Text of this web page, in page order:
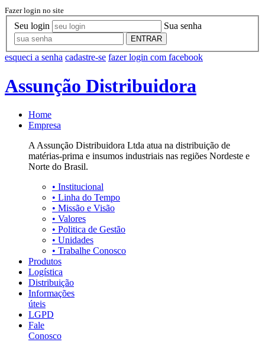
Fazer login no site
Seu login Sua senha
ENTRAR
esqueci a senha cadastre-se fazer login com facebook
Assunção Distribuidora
Home
Empresa
A Assunção Distribuidora Ltda atua na distribuição de
matérias-prima e insumos industriais nas regiões Nordeste e
Norte do Brasil.
• Institucional
• Linha do Tempo
• Missão e Visão
• Valores
• Politica de Gestão
• Unidades
• Trabalhe Conosco
Produtos
Logística
Distribuição
Informações
úteis
LGPD
Fale
Conosco